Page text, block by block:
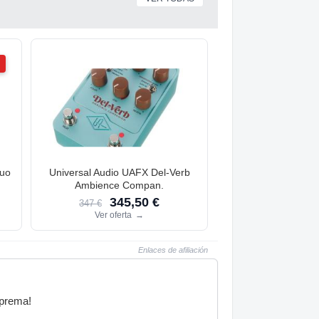
Universal Audio UAFX Del-Verb
Ambience Compan.
347 € 345,50 €
Ver oferta →
Enlaces de afiliación